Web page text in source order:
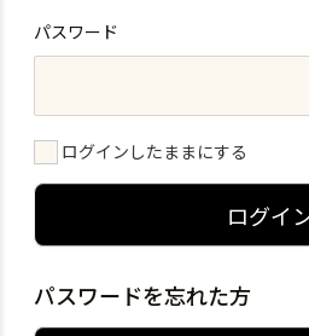
パスワード
ログインしたままにする
ログイ
パスワードを忘れた方